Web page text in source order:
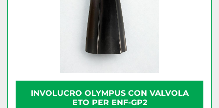
INVOLUCRO OLYMPUS CON VALVOLA
ETO PER ENF-GP2